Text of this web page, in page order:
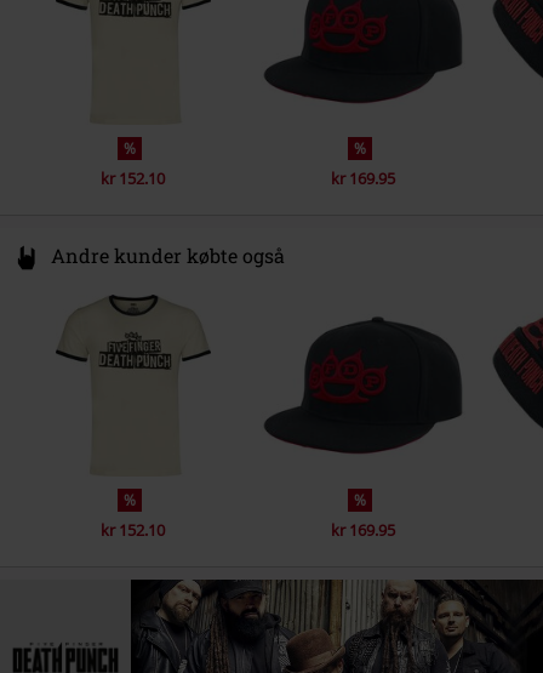
%
kr 152.10
%
kr 169.95
Andre kunder købte også
%
kr 152.10
%
kr 169.95